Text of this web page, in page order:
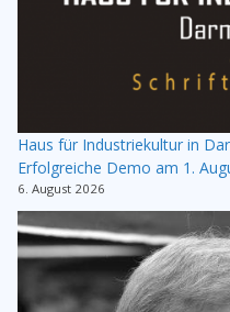
Haus für Industriekultur in
Erfolgreiche Demo am 1.
6. August 2026